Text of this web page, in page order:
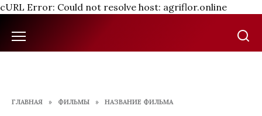
cURL Error: Could not resolve host: agriflor.online
содержанию
ГЛАВНАЯ » ФИЛЬМЫ » НАЗВАНИЕ ФИЛЬМА